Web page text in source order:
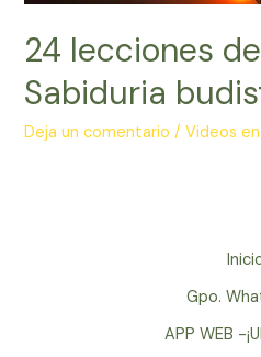
24 lecciones
Sabiduria
Deja un comentario /Videos
Gpo.
APP WEB -